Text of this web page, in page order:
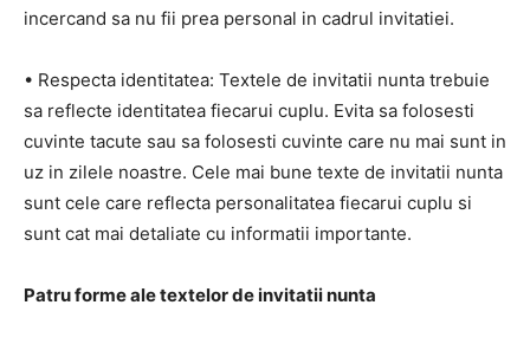
incercand sa nu fii prea personal in cadrul invitatiei.
• Respecta identitatea: Textele de invitatii nunta trebuie
sa reflecte identitatea fiecarui cuplu. Evita sa folosesti
cuvinte tacute sau sa folosesti cuvinte care nu mai sunt in
uz in zilele noastre. Cele mai bune texte de invitatii nunta
sunt cele care reflecta personalitatea fiecarui cuplu si
sunt cat mai detaliate cu informatii importante.
Patru forme ale textelor de invitatii nunta